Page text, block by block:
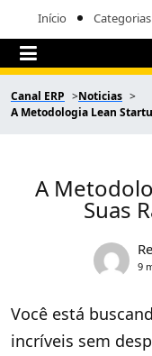
Início Categorias
Canal ERP
Noticias
A Metodologia Lean
A
Suas
9
Você está
incríveis sem